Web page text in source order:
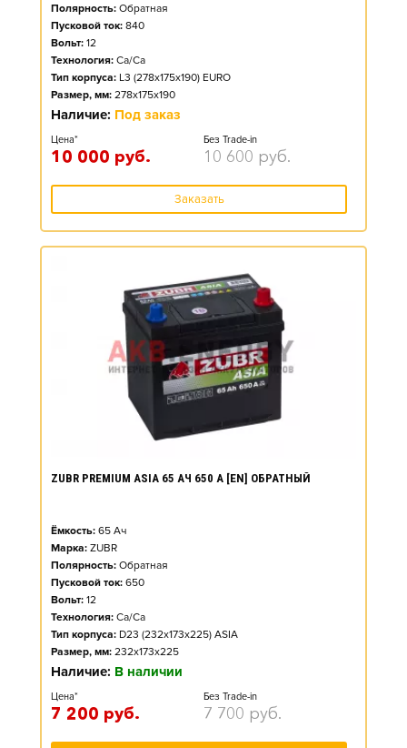
Полярность: Обратная
Пусковой ток: 840
Вольт: 12
Технология: Ca/Ca
Тип корпуса: L3 (278x175x190) EURO
Размер, мм: 278x175x190
Наличие: Под заказ
Цена*
10 000 руб.
Без Trade-in
10 600 руб.
Заказать
ZUBR PREMIUM ASIA 65 АЧ 650 А [EN] ОБРАТНЫЙ
Ёмкость: 65 Ач
Марка: ZUBR
Полярность: Обратная
Пусковой ток: 650
Вольт: 12
Технология: Ca/Ca
Тип корпуса: D23 (232x173x225) ASIA
Размер, мм: 232x173x225
Наличие: В наличии
Цена*
7 200 руб.
Без Trade-in
7 700 руб.